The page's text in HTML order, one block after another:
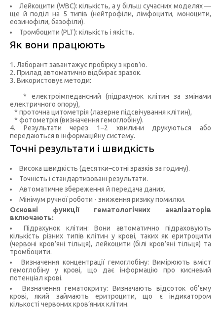
Лейкоцити (WBC): кількість, а у більш сучасних моделях —
ще й поділ на 5 типів (нейтрофіли, лімфоцити, моноцити,
еозинофіли, базофіли).
Тромбоцити (PLT): кількість і якість.
Як вони працюють
1. Лаборант завантажує пробірку з кров’ю.
2. Прилад автоматично відбирає зразок.
3. Використовує методи:
* електроімпедансний (підрахунок клітин за змінами
електричного опору),
* проточна цитометрія (лазерне підсвічування клітин),
* фотометрія (визначення гемоглобіну).
4. Результати через 1–2 хвилини друкуються або
передаються в інформаційну систему.
Точні результати і швидкість
Висока швидкість (десятки–сотні зразків за годину).
Точність і стандартизовані результати.
Автоматичне збереження й передача даних.
Мінімум ручної роботи - зниження ризику помилки.
Основні функції гематологічних аналізаторів
включають:
Підрахунок клітин: Вони автоматично підраховують
кількість різних типів клітин у крові, таких як еритроцити
(червоні кров’яні тільця), лейкоцити (білі кров’яні тільця) та
тромбоцити.
Визначення концентрації гемоглобіну: Вимірюють вміст
гемоглобіну у крові, що дає інформацію про кисневий
потенціал крові.
Визначення гематокриту: Визначають відсоток об’єму
крові, який займають еритроцити, що є індикатором
кількості червоних кров’яних клітин.